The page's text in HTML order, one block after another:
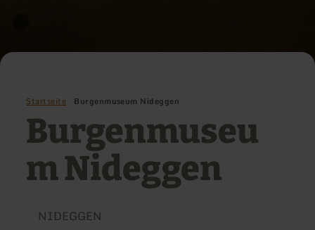
Startseite Burgenmuseum Nideggen
Burgenmuseu
m Nideggen
NIDEGGEN